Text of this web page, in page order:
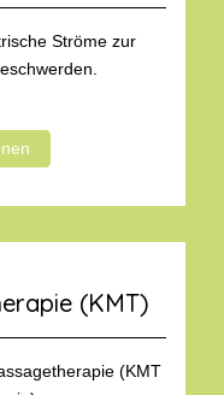
Ströme zur
(KMT)
(KMT